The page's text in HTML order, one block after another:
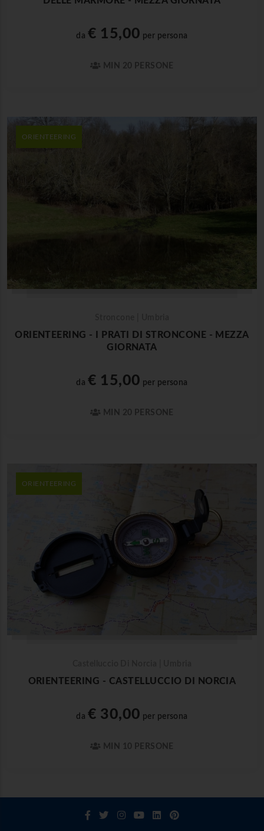
da € 15,00 per persona
MIN 20 PERSONE
ORIENTEERING
ORIENTEERING - I PRATI DI STRONCONE - MEZZA
GIORNATA
da € 15,00 per persona
MIN 20 PERSONE
ORIENTEERING
ORIENTEERING - CASTELLUCCIO DI NORCIA
da € 30,00 per persona
MIN 10 PERSONE